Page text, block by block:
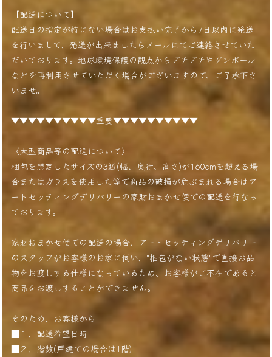
【配送について】
配送日の指定が特にない場合はお支払い完了から7日以内に発送
を行いまして、発送が出来ましたらメールにてご連絡させていた
だいております。地球環境保護の観点からプチプチやダンボール
などを再利用させていただく場合がございますので、ご了承下さ
いませ。
▼▼▼▼▼▼▼▼▼▼重要▼▼▼▼▼▼▼▼▼▼
〈大型商品等の配送について〉
梱包を想定したサイズの3辺(幅、奥行、高さ)が160cmを超える場
合またはガラスを使用した等で商品の破損が危ぶまれる場合はア
ートセッティングデリバリーの家財おまかせ便での配送を行なっ
ております。
家財おまかせ便での配送の場合、アートセッティングデリバリー
のスタッフがお客様のお家に伺い、"梱包がない状態"で直接お品
物をお渡しする仕様になっているため、お客様がご不在であると
商品をお渡しすることができません。
そのため、お客様から
■１、配送希望日時
■２、階数(戸建ての場合は1階)